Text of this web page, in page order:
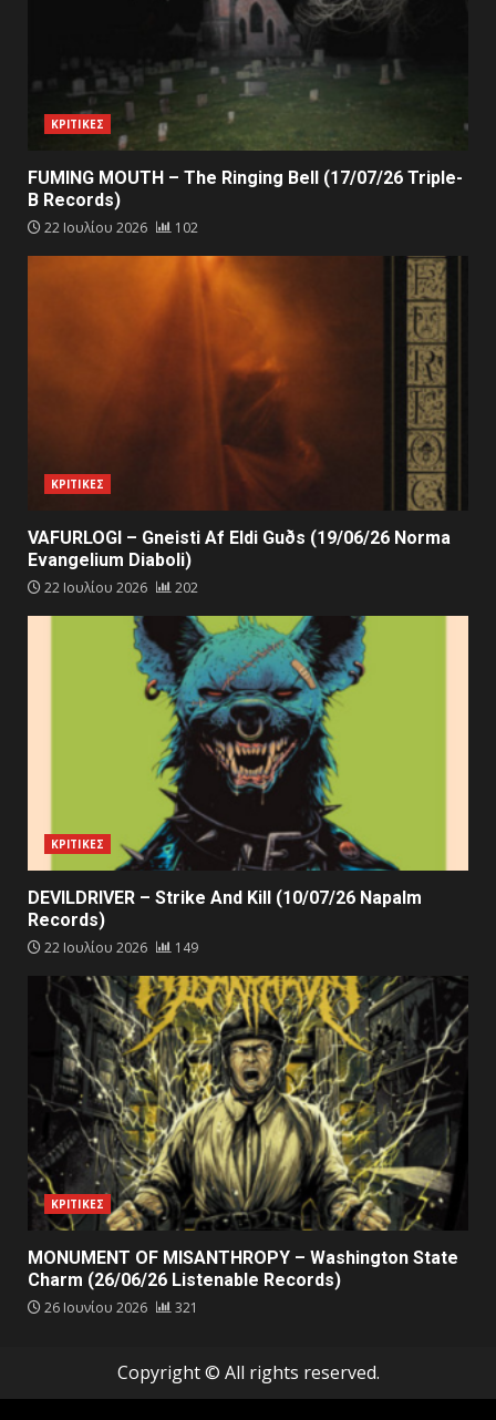
ΚΡΙΤΙΚΕΣ
FUMING MOUTH – The Ringing Bell (17/07/26 Triple-
B Records)
22 Ιουλίου 2026 102
ΚΡΙΤΙΚΕΣ
VAFURLOGI – Gneisti Af Eldi Guðs (19/06/26 Norma
Evangelium Diaboli)
22 Ιουλίου 2026 202
ΚΡΙΤΙΚΕΣ
DEVILDRIVER – Strike And Kill (10/07/26 Napalm
Records)
22 Ιουλίου 2026 149
ΚΡΙΤΙΚΕΣ
MONUMENT OF MISANTHROPY – Washington State
Charm (26/06/26 Listenable Records)
26 Ιουνίου 2026 321
Copyright © All rights reserved.